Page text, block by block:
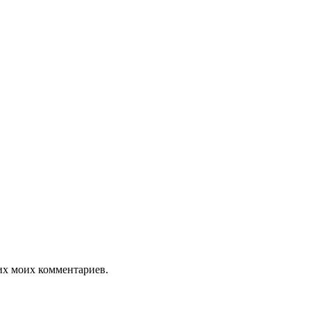
моих комментариев.